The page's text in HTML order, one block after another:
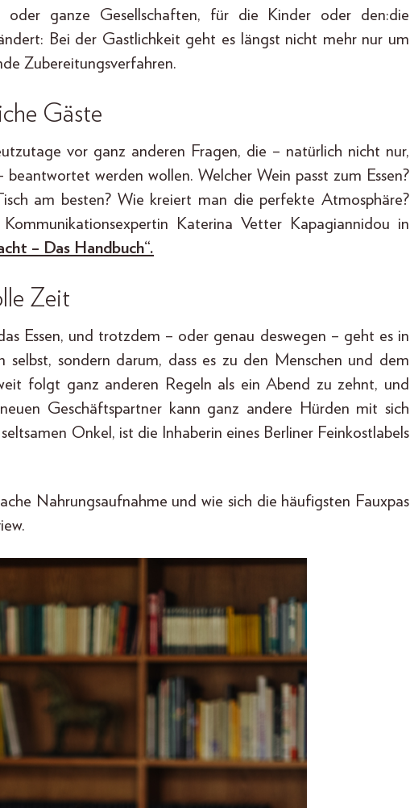
oder ganze Gesellschaften, für die Kinder oder den:die
Bei der Gastlichkeit geht es längst nicht mehr nur um
Zubereitungsverfahren.
Gäste
vor ganz anderen Fragen, die – natürlich nicht nur,
werden wollen. Welcher Wein passt zum Essen?
am besten? Wie kreiert man die perfekte Atmosphäre?
Katerina Vetter Kapagiannidou in
– Das Handbuch“.
Zeit
Essen, und trotzdem – oder genau deswegen – geht es in
selbst, sondern darum, dass es zu den Menschen und dem
folgt ganz anderen Regeln als ein Abend zu zehnt, und
Geschäftspartner kann ganz andere Hürden mit sich
Onkel, ist die Inhaberin eines Berliner Feinkostlabels
Nahrungsaufnahme und wie sich die häufigsten Fauxpas